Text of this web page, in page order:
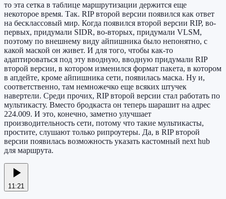
то эта сетка в таблице маршрутизации держится еще
некоторое время. Так. RIP второй версии появился как ответ
на бесклассовый мир. Когда появился второй версии RIP, во-
первых, придумали SIDR, во-вторых, придумали VLSM,
поэтому по внешнему виду айпишника было непонятно, с
какой маской он живет. И для того, чтобы как-то
адаптироваться под эту вводную, вводную придумали RIP
второй версии, в котором изменился формат пакета, в котором
в апдейте, кроме айпишника сети, появилась маска. Ну и,
соответственно, там немножечко еще всяких штучек
навертели. Среди прочих, RIP второй версии стал работать по
мультикасту. Вместо бродкаста он теперь шарашит на адрес
224.009. И это, конечно, заметно улучшает
производительность сети, потому что такие мультикасты,
простите, слушают только рипроутеры. Да, в RIP второй
версии появилась возможность указать кастомный next hub
для маршрута.
11:21